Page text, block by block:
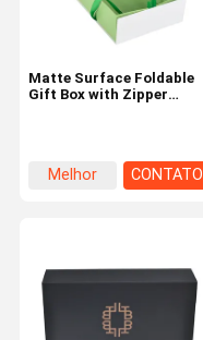
Matte Surface Foldable
Gift Box with Zipper
Melhor
CONTATO